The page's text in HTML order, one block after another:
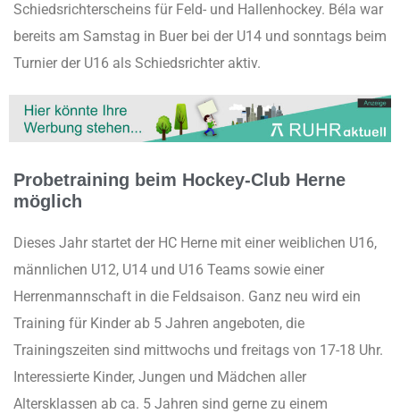
Schiedsrichterscheins für Feld- und Hallenhockey. Béla war
bereits am Samstag in Buer bei der U14 und sonntags beim
Turnier der U16 als Schiedsrichter aktiv.
Probetraining beim Hockey-Club Herne
möglich
Dieses Jahr startet der HC Herne mit einer weiblichen U16,
männlichen U12, U14 und U16 Teams sowie einer
Herrenmannschaft in die Feldsaison. Ganz neu wird ein
Training für Kinder ab 5 Jahren angeboten, die
Trainingszeiten sind mittwochs und freitags von 17-18 Uhr.
Interessierte Kinder, Jungen und Mädchen aller
Altersklassen ab ca. 5 Jahren sind gerne zu einem